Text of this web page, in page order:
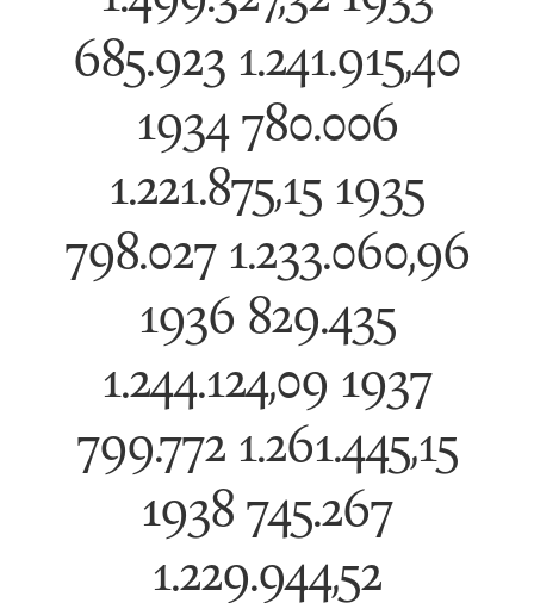
685.923 1.241.915,40
1934 780.006
1.221.875,15 1935
798.027 1.233.060,96
1936 829.435
1.244.124,09 1937
799.772 1.261.445,15
1938 745.267
1.229.944,52